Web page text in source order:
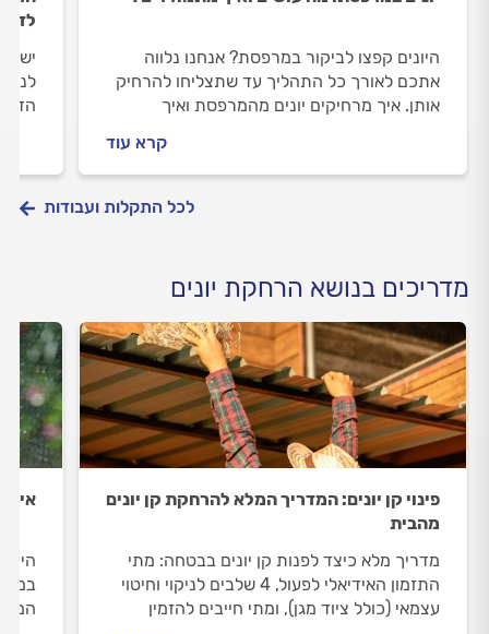
היונים קפצו לביקור במרפסת? אנחנו נלווה
אתכם לאורך כל התהליך עד שתצליחו להרחיק
אותן. איך מרחיקים יונים מהמרפסת ואיך
קרא עוד
יש
לכל התקלות ועבודות
מדריכים בנושא הרחקת יונים
פינוי קן יונים: המדריך המלא להרחקת קן יונים
מהבית
מדריך מלא כיצד לפנות קן יונים בבטחה: מתי
התזמון האידיאלי לפעול, 4 שלבים לניקוי וחיטוי
עצמאי (כולל ציוד מגן), ומתי חייבים להזמין
איך